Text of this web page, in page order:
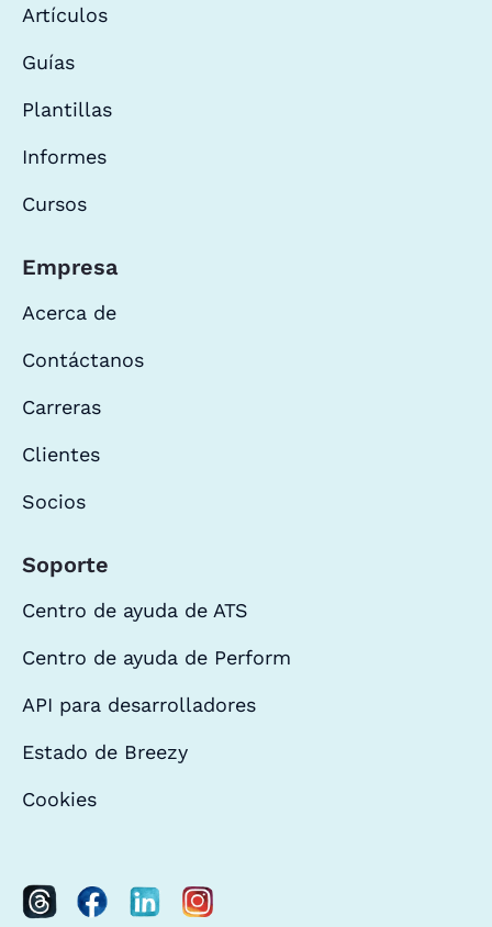
Artículos
Guías
Plantillas
Informes
Cursos
Empresa
Acerca de
Contáctanos
Carreras
Clientes
Socios
Soporte
Centro de ayuda de ATS
Centro de ayuda de Perform
API para desarrolladores
Estado de Breezy
Cookies